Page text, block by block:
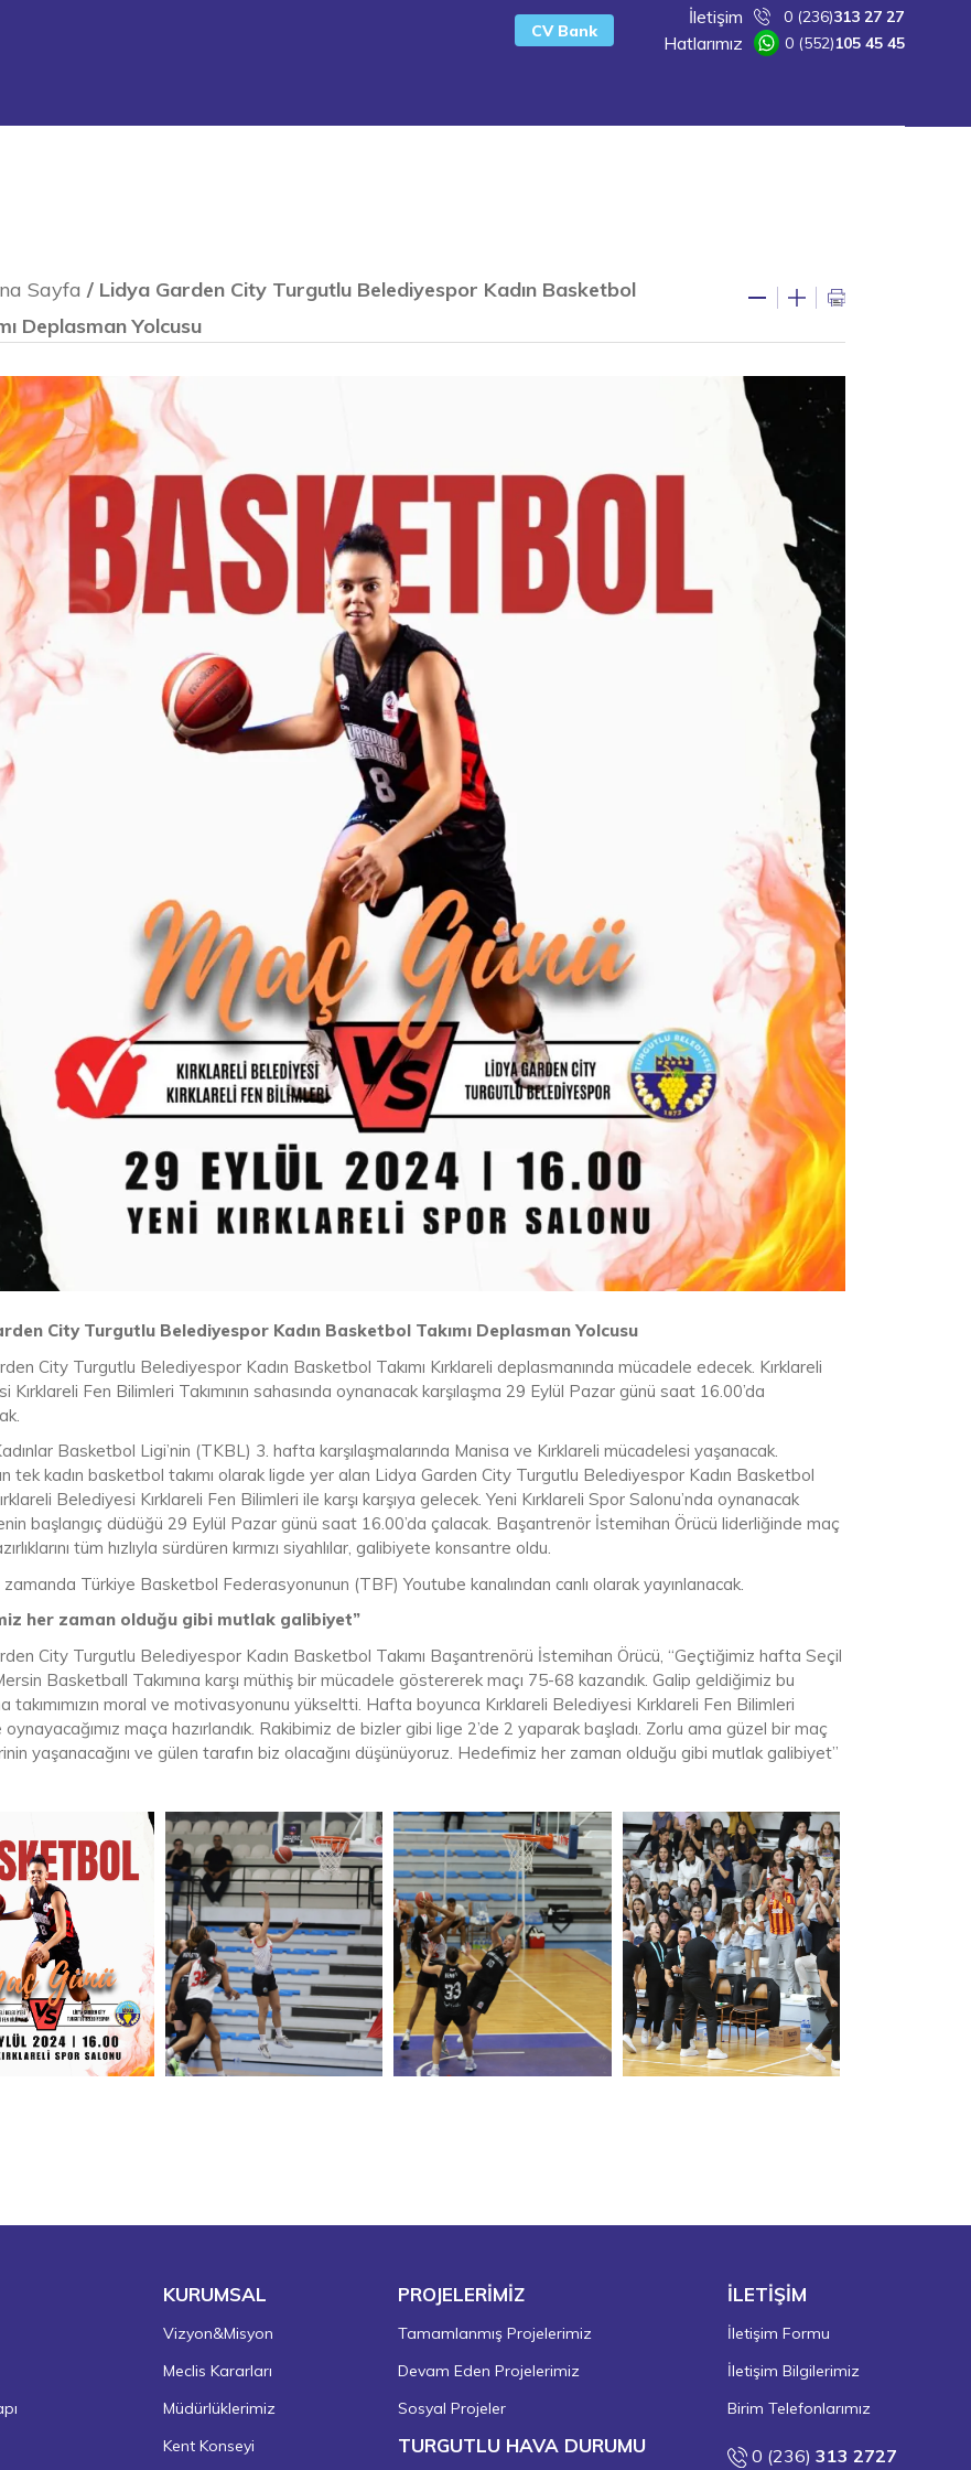
CV Bank
İletişim 0 (236)313 27 27
Hatlarımız 0 (552)105 45 45
Sayfa / Lidya Garden City Turgutlu Belediyespor Kadın Basketbol
Deplasman Yolcusu
City Turgutlu Belediyespor Kadın Basketbol Takımı Deplasman Yolcusu
City Turgutlu Belediyespor Kadın Basketbol Takımı Kırklareli deplasmanında mücadele edecek. Kırklareli
Kırklareli Fen Bilimleri Takımının sahasında oynanacak karşılaşma 29 Eylül Pazar günü saat 16.00’da
Basketbol Ligi’nin (TKBL) 3. hafta karşılaşmalarında Manisa ve Kırklareli mücadelesi yaşanacak.
tek kadın basketbol takımı olarak ligde yer alan Lidya Garden City Turgutlu Belediyespor Kadın Basketbol
Belediyesi Kırklareli Fen Bilimleri ile karşı karşıya gelecek. Yeni Kırklareli Spor Salonu’nda oynanacak
başlangıç düdüğü 29 Eylül Pazar günü saat 16.00’da çalacak. Başantrenör İstemihan Örücü liderliğinde maç
tüm hızlıyla sürdüren kırmızı siyahlılar, galibiyete konsantre oldu.
zamanda Türkiye Basketbol Federasyonunun (TBF) Youtube kanalından canlı olarak yayınlanacak.
her zaman olduğu gibi mutlak galibiyet”
City Turgutlu Belediyespor Kadın Basketbol Takımı Başantrenörü İstemihan Örücü, “Geçtiğimiz hafta Seçil
Basketball Takımına karşı müthiş bir mücadele göstererek maçı 75-68 kazandık. Galip geldiğimiz bu
takımımızın moral ve motivasyonunu yükseltti. Hafta boyunca Kırklareli Belediyesi Kırklareli Fen Bilimleri
oynayacağımız maça hazırlandık. Rakibimiz de bizler gibi lige 2’de 2 yaparak başladı. Zorlu ama güzel bir maç
yaşanacağını ve gülen tarafın biz olacağını düşünüyoruz. Hedefimiz her zaman olduğu gibi mutlak galibiyet”
KURUMSAL
Vizyon&Misyon
Meclis Kararları
Müdürlüklerimiz
Kent Konseyi
PROJELERİMİZ
Tamamlanmış Projelerimiz
Devam Eden Projelerimiz
Sosyal Projeler
TURGUTLU HAVA DURUMU
İLETİŞİM
İletişim Formu
İletişim Bilgilerimiz
Birim Telefonlarımız
0 (236)313 2727